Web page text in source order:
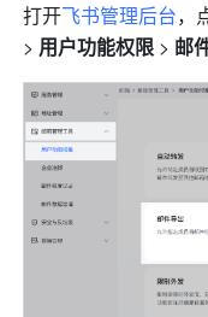
打开飞书管理后台，
> 用户功能权限 > 邮